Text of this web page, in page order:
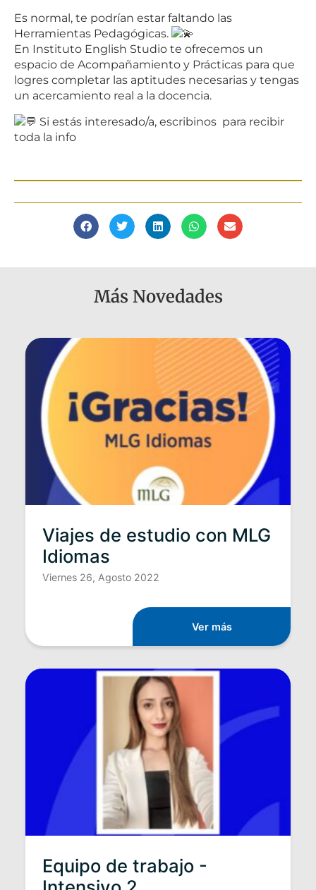
Es normal, te podrían estar faltando las
Herramientas Pedagógicas.
En Instituto English Studio te ofrecemos un
espacio de Acompañamiento y Prácticas para que
logres completar las aptitudes necesarias y tengas
un acercamiento real a la docencia.
Si estás interesado/a, escribinos para recibir
toda la info
Más Novedades
Viajes de estudio con MLG
Idiomas
Viernes 26, Agosto 2022
Ver más
Equipo de trabajo -